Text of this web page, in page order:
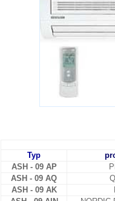
Typ
ASH - 09 AP
ASH - 09 AQ
ASH - 09 AK